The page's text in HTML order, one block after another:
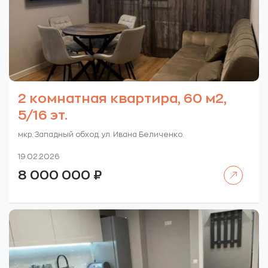
2 комнатная квартира, 60 м2,
5/16 эт.
мкр. Западный обход. ул. Ивана Беличенко.
19.02.2026
8 000 000 ₽